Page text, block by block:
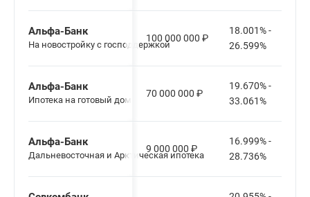
Альфа-Банк
На новостройку с господдержкой
100 000 000 ₽
18.001% -
26.599%
Альфа-Банк
Ипотека на готовый дом
70 000 000 ₽
19.670% -
33.061%
Альфа-Банк
Дальневосточная и Арктическая ипотека
9 000 000 ₽
16.999% -
28.736%